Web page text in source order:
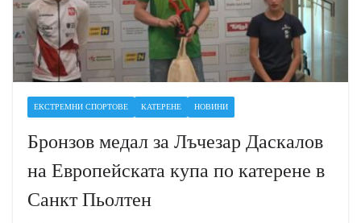
ЕКСТРЕМНИ СПОРТОВЕ КАТЕРЕНЕ НОВИНИ
Бронзов медал за Лъчезар Даскалов
на Европейската купа по катерене в
Санкт Пьолтен